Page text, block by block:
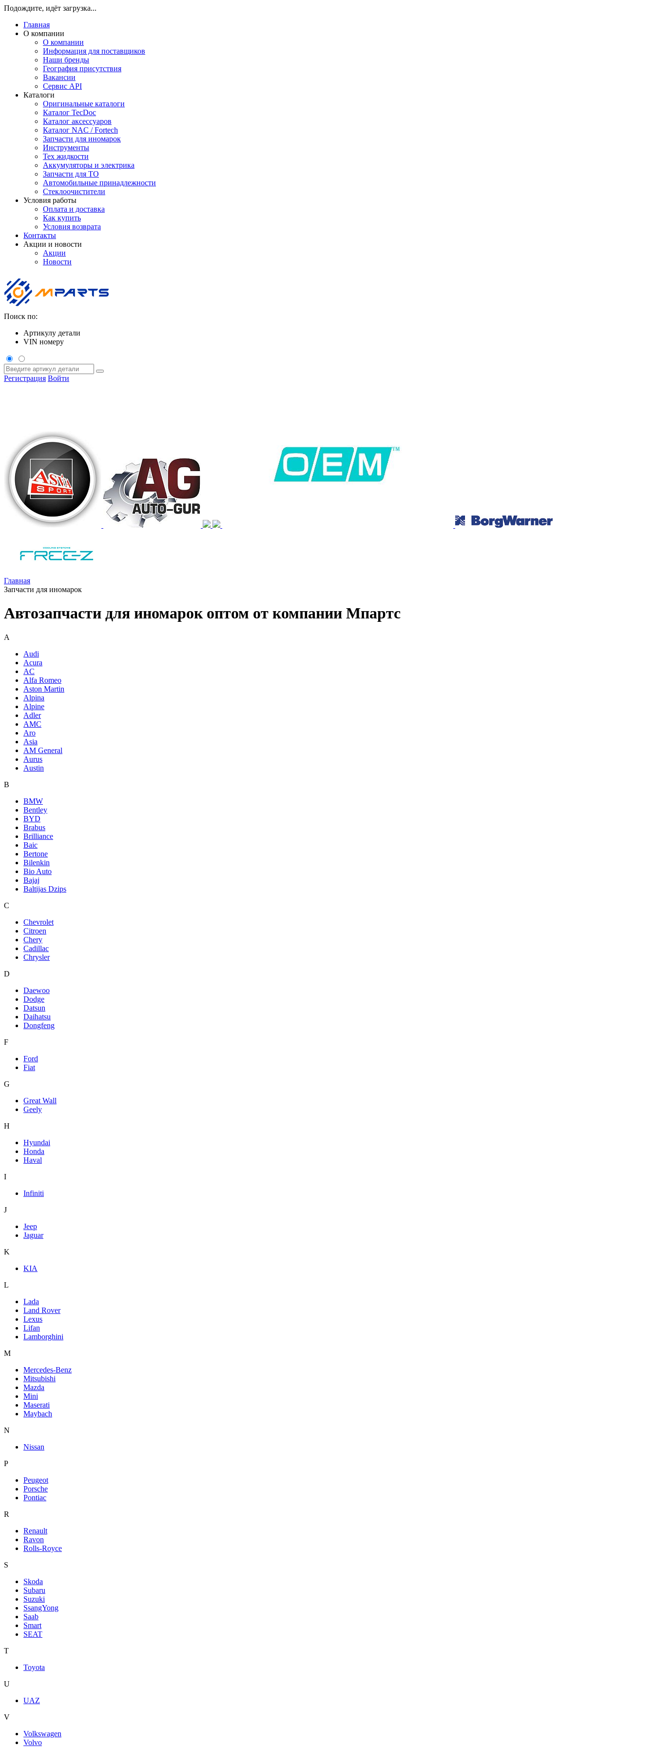
Подождите, идёт загрузка...
Главная
О компании
О компании
Информация для поставщиков
Наши бренды
География присутствия
Вакансии
Сервис API
Каталоги
Оригинальные каталоги
Каталог TecDoc
Каталог аксессуаров
Каталог NAC / Fortech
Запчасти для иномарок
Инструменты
Тех жидкости
Аккумуляторы и электрика
Запчасти для ТО
Автомобильные принадлежности
Стеклоочистители
Условия работы
Оплата и доставка
Как купить
Условия возврата
Контакты
Акции и новости
Акции
Новости
Поиск по:
Артикулу детали
VIN номеру
Регистрация Войти
Главная
Запчасти для иномарок
Автозапчасти для иномарок оптом от компании Мпартс
A
Audi
Acura
AC
Alfa Romeo
Aston Martin
Alpina
Alpine
Adler
AMC
Aro
Asia
AM General
Aurus
Austin
B
BMW
Bentley
BYD
Brabus
Brilliance
Baic
Bertone
Bilenkin
Bio Auto
Bajaj
Baltijas Dzips
C
Chevrolet
Citroen
Chery
Cadillac
Chrysler
D
Daewoo
Dodge
Datsun
Daihatsu
Dongfeng
F
Ford
Fiat
G
Great Wall
Geely
H
Hyundai
Honda
Haval
I
Infiniti
J
Jeep
Jaguar
K
KIA
L
Lada
Land Rover
Lexus
Lifan
Lamborghini
M
Mercedes-Benz
Mitsubishi
Mazda
Mini
Maserati
Maybach
N
Nissan
P
Peugeot
Porsche
Pontiac
R
Renault
Ravon
Rolls-Royce
S
Skoda
Subaru
Suzuki
SsangYong
Saab
Smart
SEAT
T
Toyota
U
UAZ
V
Volkswagen
Volvo